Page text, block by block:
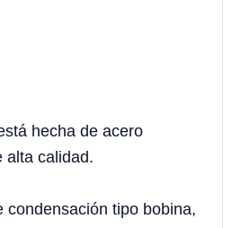
hecha de acero
alta calidad.
condensación tipo bobina,